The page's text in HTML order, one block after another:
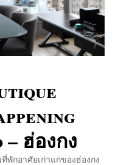
ฮ่องกง
พักอาศัยเก่าแก่ของฮ่องกง